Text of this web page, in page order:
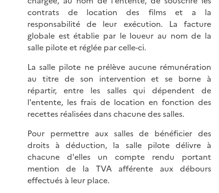
contrats de location des films et a la
responsabilité de leur exécution. La facture
globale est établie par le loueur au nom de la
salle pilote et réglée par celle-ci.
La salle pilote ne prélève aucune rémunération
au titre de son intervention et se borne à
répartir, entre les salles qui dépendent de
l'entente, les frais de location en fonction des
recettes réalisées dans chacune des salles.
Pour permettre aux salles de bénéficier des
droits à déduction, la salle pilote délivre à
chacune d'elles un compte rendu portant
mention de la TVA afférente aux débours
effectués à leur place.